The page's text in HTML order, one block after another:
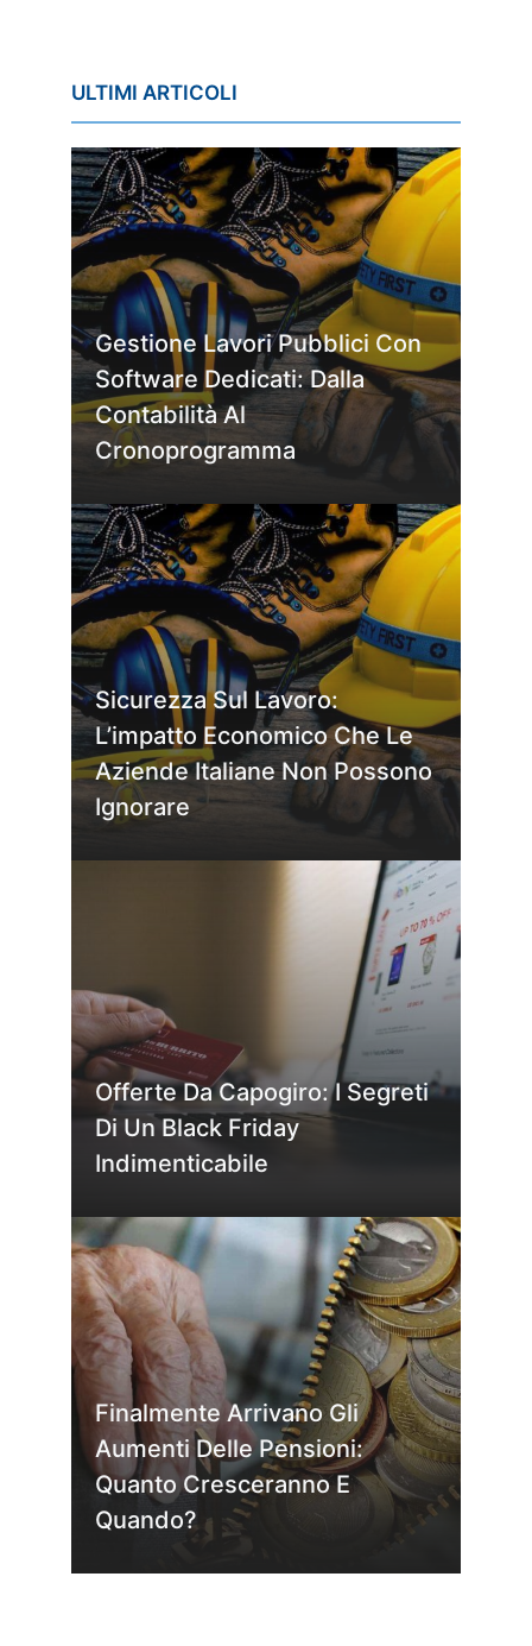
ULTIMI ARTICOLI
Gestione Lavori Pubblici Con
Software Dedicati: Dalla
Contabilità Al
Cronoprogramma
Sicurezza Sul Lavoro:
L’impatto Economico Che Le
Aziende Italiane Non Possono
Ignorare
Offerte Da Capogiro: I Segreti
Di Un Black Friday
Indimenticabile
Finalmente Arrivano Gli
Aumenti Delle Pensioni:
Quanto Cresceranno E
Quando?